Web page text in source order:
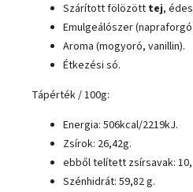
Szárított fölözött tej,
Emulgeálószer
Aroma (mogyoró, vanillin).
Étkezési só.
Tápérték / 100g:
Energia: 506kcal/2219kJ.
Zsírok: 26,42g.
ebből telített zsírsavak:
Szénhidrát: 59,82 g.